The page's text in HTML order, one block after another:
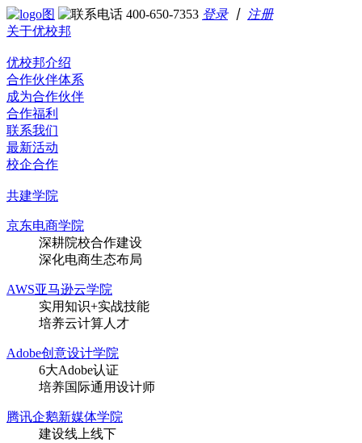
400-650-7353 登录丨 注册
关于优校邦
优校邦介绍
合作伙伴体系
成为合作伙伴
合作福利
联系我们
最新活动
校企合作
共建学院
京东电商学院
深耕院校合作建设
深化电商生态布局
AWS亚马逊云学院
实用知识+实战技能
培养云计算人才
Adobe创意设计学院
6大Adobe认证
培养国际通用设计师
腾讯企鹅新媒体学院
建设线上线下